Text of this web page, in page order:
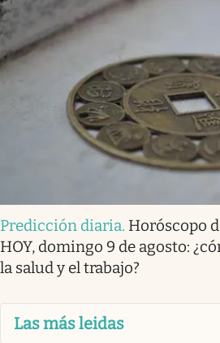
Predicción diaria. Horóscopo
HOY, domingo 9 de agosto:
la salud y el trabajo?
Las más leidas